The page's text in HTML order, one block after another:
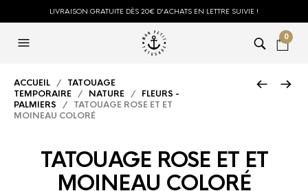
LIVRAISON GRATUITE DÈS 20€ D'ACHATS EN LETTRE SUIVIE !
0
ACCUEIL / TATOUAGE
TEMPORAIRE / NATURE / FLEURS -
PALMIERS / TATOUAGE ROSE ET ET
MOINEAU COLORÉ
TATOUAGE ROSE ET ET
MOINEAU COLORÉ